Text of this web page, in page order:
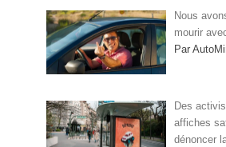
Nous
mourir
Par
Des
affiches
dénoncer